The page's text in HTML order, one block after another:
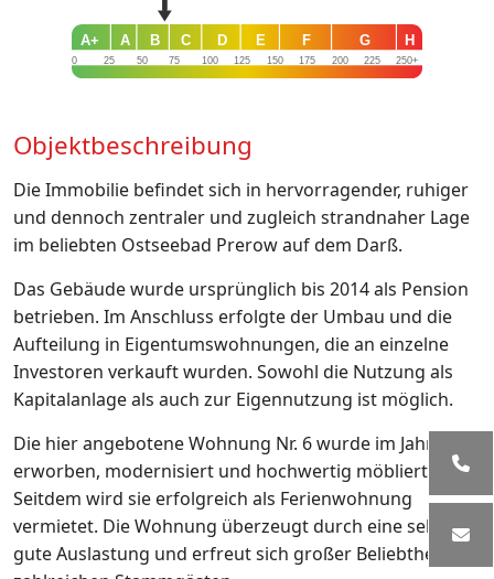
0 25 50 75 100 125 150 175 200 225 250+
H
G
F
E
D
C
B
A
A+
Objektbeschreibung
Die Immobilie befindet sich in hervorragender, ruhiger
und dennoch zentraler und zugleich strandnaher Lage
im beliebten Ostseebad Prerow auf dem Darß.
Das Gebäude wurde ursprünglich bis 2014 als Pension
betrieben. Im Anschluss erfolgte der Umbau und die
Aufteilung in Eigentumswohnungen, die an einzelne
Investoren verkauft wurden. Sowohl die Nutzung als
Kapitalanlage als auch zur Eigennutzung ist möglich.
Die hier angebotene Wohnung Nr. 6 wurde im Jahr 2015
erworben, modernisiert und hochwertig möbliert.
Seitdem wird sie erfolgreich als Ferienwohnung
vermietet. Die Wohnung überzeugt durch eine sehr
gute Auslastung und erfreut sich großer Beliebtheit bei